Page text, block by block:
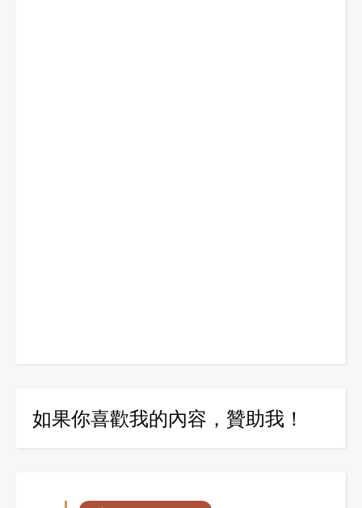
如果你喜歡我的內容，贊助我！